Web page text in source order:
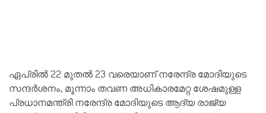
ഏപ്രിൽ 22 മുതൽ 23 വരെയാണ് നരേന്ദ്ര മോദിയുടെ
സന്ദർശനം, മൂന്നാം തവണ അധികാരമേറ്റ ശേഷമുള്ള
പ്രധാനമന്ത്രി നരേന്ദ്ര മോദിയുടെ ആദ്യ രാജ്യ